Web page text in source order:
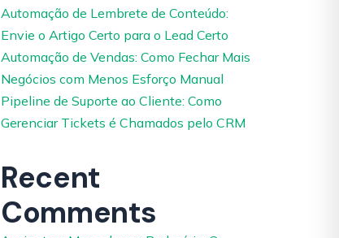
Automação de Lembrete de Conteúdo:
Envie o Artigo Certo para o Lead Certo
Automação de Vendas: Como Fechar Mais
Negócios com Menos Esforço Manual
Pipeline de Suporte ao Cliente: Como
Gerenciar Tickets é Chamados pelo CRM
Recent
Comments